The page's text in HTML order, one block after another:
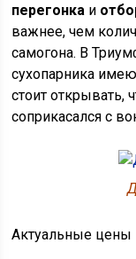
перегонка и
важнее, чем
самогона. В
сухопарника
стоит
соприкасался с
Актуальные цены